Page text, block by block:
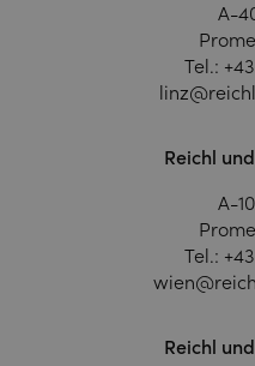
A-
Tel.:
Reichl
A-
Tel.:
Reichl